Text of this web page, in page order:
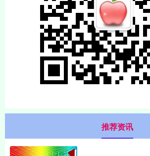
推荐资讯